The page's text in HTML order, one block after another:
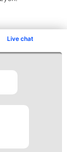
Live chat